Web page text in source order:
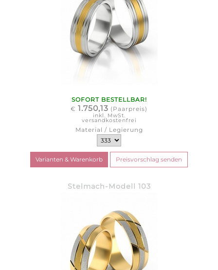
SOFORT BESTELLBAR!
€ 1.750,13 (Paarpreis)
inkl. MwSt.
versandkostenfrei
Material / Legierung
Stelmach-Modell 103